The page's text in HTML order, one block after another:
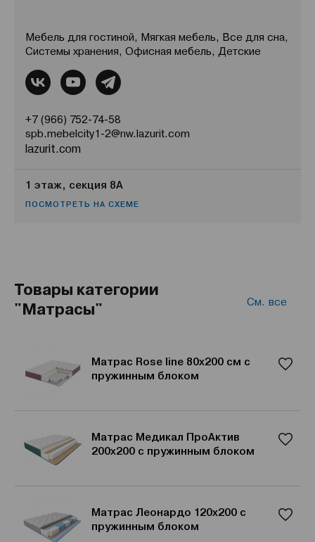
Мебель для гостиной, Мягкая мебель, Все для сна,
Системы хранения, Офисная мебель, Детские
+7 (966) 752-74-58
spb.mebelcity1-2@nw.lazurit.com
lazurit.com
1 этаж, секция 8А
ПОСМОТРЕТЬ НА СХЕМЕ
Товары категории
"Матрасы"
См. все
Матрас Rose line 80x200 см с
пружинным блоком
Матрас Медикал ПроАктив
200x200 с пружинным блоком
Матрас Леонардо 120x200 с
пружинным блоком